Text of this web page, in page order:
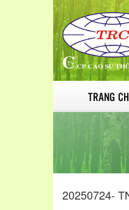
TRANG
20250724-